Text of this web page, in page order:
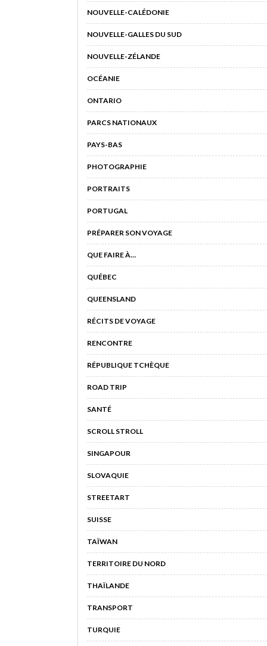
NOUVELLE-CALÉDONIE
NOUVELLE-GALLES DU SUD
NOUVELLE-ZÉLANDE
OCÉANIE
ONTARIO
PARCS NATIONAUX
PAYS-BAS
PHOTOGRAPHIE
PORTRAITS
PORTUGAL
PRÉPARER SON VOYAGE
QUE FAIRE À…
QUÉBEC
QUEENSLAND
RÉCITS DE VOYAGE
RENCONTRE
RÉPUBLIQUE TCHÈQUE
ROAD TRIP
SANTÉ
SCROLL STROLL
SINGAPOUR
SLOVAQUIE
STREETART
SUISSE
TAÏWAN
TERRITOIRE DU NORD
THAÏLANDE
TRANSPORT
TURQUIE